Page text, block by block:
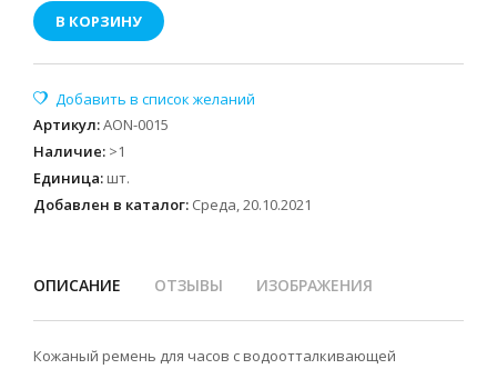
В КОРЗИНУ
Артикул:AON-0015
Наличие: >1
Единица: шт.
Добавлен в каталог: Среда, 20.10.2021
ОПИСАНИЕ ОТЗЫВЫ ИЗОБРАЖЕНИЯ
Кожаный ремень для часов с водоотталкивающей